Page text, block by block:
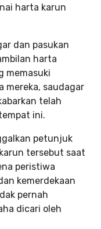
harta karun
dan pasukan
harta
memasuki
mereka, saudagar
telah
ini.
petunjuk
tersebut saat
peristiwa
kemerdekaan
pernah
dicari oleh